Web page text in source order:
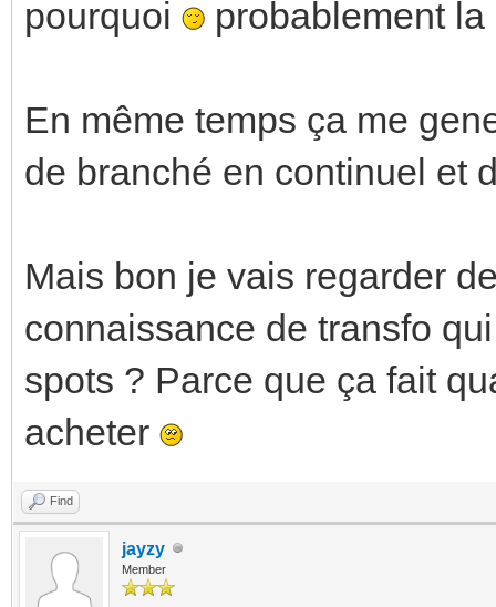
pourquoi probablement
En même temps ça me
de branché en continuel et
Mais bon je vais regarder
connaissance de transfo
spots ? Parce que ça fait
acheter
Find
jayzy
Member